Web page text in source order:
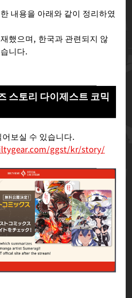
내용을 아래와 같이 정리하였
했으며, 한국과 관련되지 않
니다.
스토리 다이제스트 코믹
보실 수 있습니다.
ggst/kr/story/